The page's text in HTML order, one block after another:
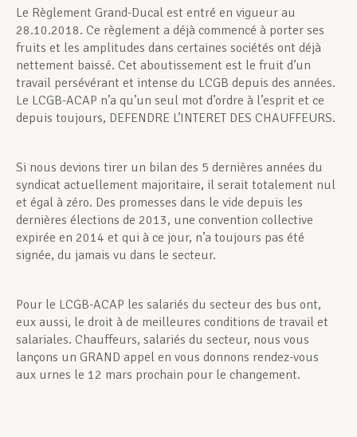
Le Règlement Grand-Ducal est entré en vigueur au
28.10.2018. Ce règlement a déjà commencé à porter ses
fruits et les amplitudes dans certaines sociétés ont déjà
nettement baissé. Cet aboutissement est le fruit d’un
travail persévérant et intense du LCGB depuis des années.
Le LCGB-ACAP n’a qu’un seul mot d’ordre à l’esprit et ce
depuis toujours, DEFENDRE L’INTERET DES CHAUFFEURS.
Si nous devions tirer un bilan des 5 dernières années du
syndicat actuellement majoritaire, il serait totalement nul
et égal à zéro. Des promesses dans le vide depuis les
dernières élections de 2013, une convention collective
expirée en 2014 et qui à ce jour, n’a toujours pas été
signée, du jamais vu dans le secteur.
Pour le LCGB-ACAP les salariés du secteur des bus ont,
eux aussi, le droit à de meilleures conditions de travail et
salariales. Chauffeurs, salariés du secteur, nous vous
lançons un GRAND appel en vous donnons rendez-vous
aux urnes le 12 mars prochain pour le changement.